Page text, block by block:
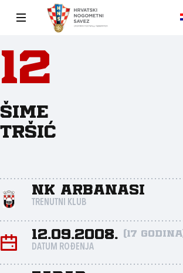
12
Šime
Tršić
NK Arbanasi
TRENUTNI KLUB
12.09.2008. (17 godina)
DATUM ROĐENJA